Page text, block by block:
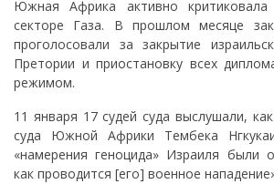
Южная Африка активно
секторе Газа. В прошлом месяце
проголосовали за закрытие
Претории и приостановку всех
режимом.
11 января 17 судей суда выслушали,
суда Южной Африки Тембека
«намерения геноцида» Израиля были
как проводится [его] военное